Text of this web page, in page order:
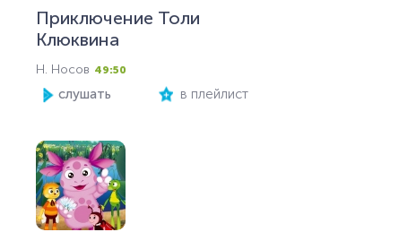
Приключение Толи
Клюквина
Н. Носов 49:50
слушать в плейлист